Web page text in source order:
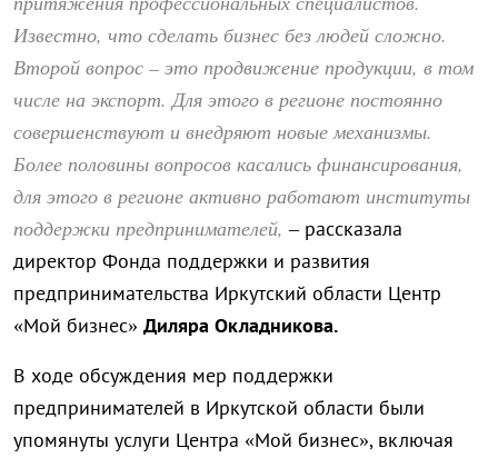
Известно, что сделать бизнес без людей сложно.
Второй вопрос – это продвижение продукции, в том
числе на экспорт. Для этого в регионе постоянно
совершенствуют и внедряют новые механизмы.
Более половины вопросов касались финансирования,
для этого в регионе активно работают институты
поддержки предпринимателей, – рассказала
директор Фонда поддержки и развития
предпринимательства Иркутский области Центр
«Мой бизнес» Диляра Окладникова.
В ходе обсуждения мер поддержки
предпринимателей в Иркутской области были
упомянуты услуги Центра «Мой бизнес», включая